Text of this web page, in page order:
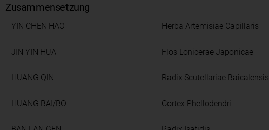
Zusammensetzung
YIN CHEN HAO Herba Artemisiae Capillaris
JIN YIN HUA Flos Lonicerae Japonicae
HUANG QIN Radix Scutellariae Baicalensis
HUANG BAI/BO Cortex Phellodendri